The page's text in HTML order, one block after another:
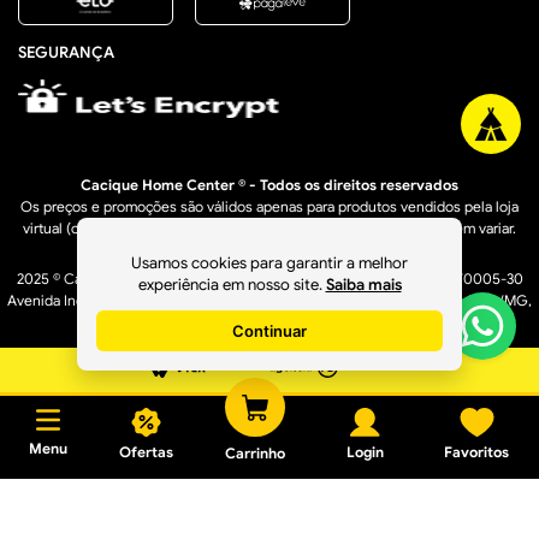
Menu Ofertas Carrinho Login Favoritos
Usamos cookies para garantir a melhor
experiência em nosso site. Saiba mais
Continuar
SEGURANÇA
Cacique Home Center ® - Todos os direitos reservados
Os preços e promoções são válidos apenas para produtos vendidos pela loja
virtual (caciquehomecenter.com.br). Os preços de lojas físicas podem variar.
2025 © Cacique Home Center Casa e Construção LTDA - 16.950.529/0005-30
Avenida Industrial, 1636 A – Bairro Distrito Industrial - Governador Valadares/MG,
CEP: 35040-610